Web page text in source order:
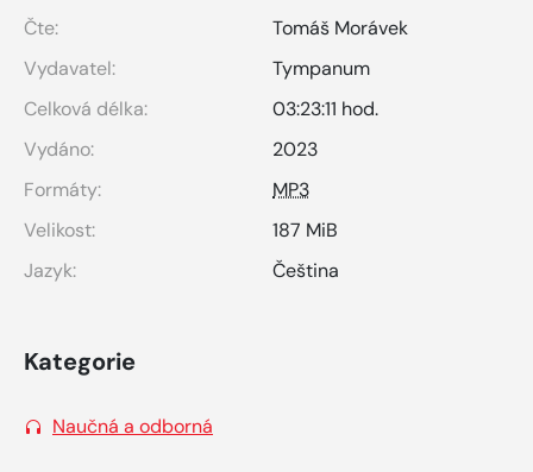
Čte:
Tomáš Morávek
Vydavatel:
Tympanum
Celková délka:
03:23:11 hod.
Vydáno:
2023
Formáty:
MP3
Velikost:
187 MiB
Jazyk:
Čeština
Kategorie
Naučná a odborná